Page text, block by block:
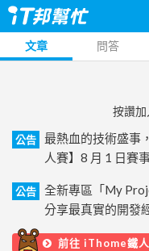
文章 問答
按讚
公告
最熱血的技術盛事
人賽】8 月 1 日賽
公告
全新專區「My
分享最真實的開發
前往 iThome鐵